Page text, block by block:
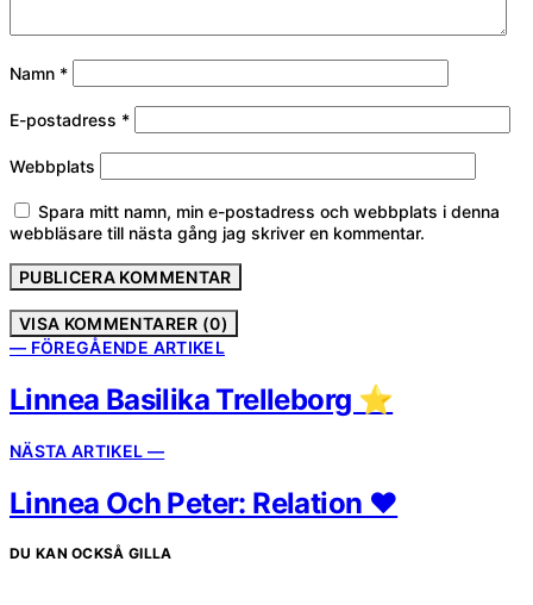
Namn *
E-postadress *
Webbplats
Spara mitt namn, min e-postadress och webbplats i denna
webbläsare till nästa gång jag skriver en kommentar.
VISA KOMMENTARER (0)
— FÖREGÅENDE ARTIKEL
Linnea Basilika Trelleborg ⭐️
NÄSTA ARTIKEL —
Linnea Och Peter: Relation ❤️
DU KAN OCKSÅ GILLA